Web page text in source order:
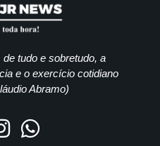
tudo e sobretudo, a
e o exercício cotidiano
Abramo)